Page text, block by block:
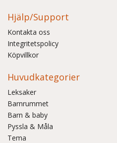
Hjälp/Support
Kontakta oss
Integritetspolicy
Köpvillkor
Huvudkategorier
Leksaker
Barnrummet
Barn & baby
Pyssla & Måla
Tema